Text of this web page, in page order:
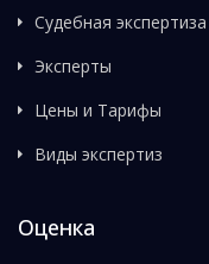
Судебная экспертиза
Эксперты
Цены и Тарифы
Виды экспертиз
Оценка